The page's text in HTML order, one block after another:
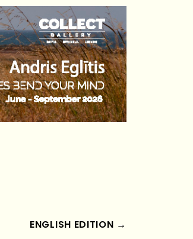
ENGLISH EDITION →